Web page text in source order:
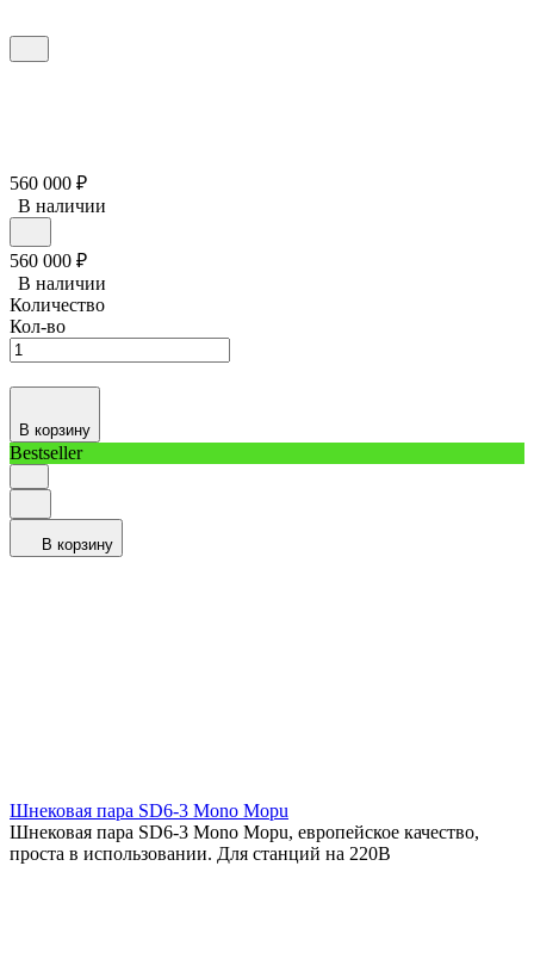
560 000 ₽
В наличии
560 000 ₽
В наличии
Количество
Кол-во
В корзину
Bestseller
В корзину
Шнековая пара SD6-3 Mono Mopu
Шнековая пара SD6-3 Mono Mopu, европейское качество,
проста в использовании. Для станций на 220В